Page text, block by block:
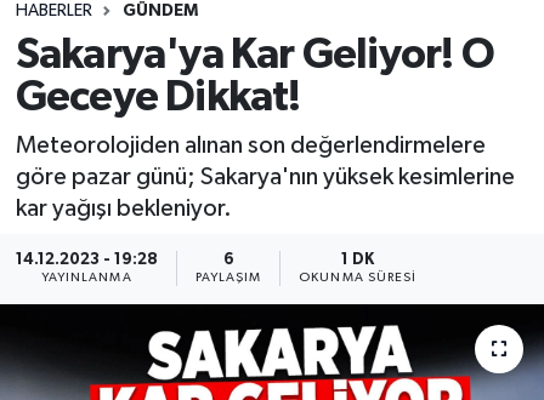
HABERLER GÜNDEM
Sakarya'ya Kar Geliyor! O
Geceye Dikkat!
Meteorolojiden alınan son değerlendirmelere
göre pazar günü; Sakarya'nın yüksek kesimlerine
kar yağışı bekleniyor.
14.12.2023 - 19:28
YAYINLANMA
6
PAYLAŞIM
1 DK
OKUNMA SÜRESI